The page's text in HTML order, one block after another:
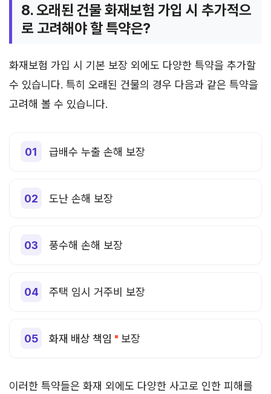
8. 오래된 건물 화재보험 가입 시 추가적으
로 고려해야 할 특약은?
화재보험 가입 시 기본 보장 외에도 다양한 특약을 추가할
수 있습니다. 특히 오래된 건물의 경우 다음과 같은 특약을
고려해 볼 수 있습니다.
급배수 누출 손해 보장
도난 손해 보장
풍수해 손해 보장
주택 임시 거주비 보장
화재 배상 책임 보장
이러한 특약들은 화재 외에도 다양한 사고로 인한 피해를